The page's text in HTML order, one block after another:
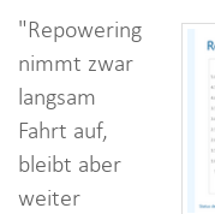
"Repowering
nimmt zwar
langsam
Fahrt auf,
bleibt aber
weiter